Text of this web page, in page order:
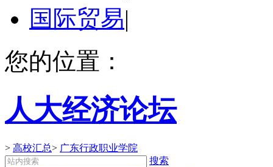
国际贸易|
您的位置：
人大经济论坛
> 高校汇总> 广东行政职业学院
搜索